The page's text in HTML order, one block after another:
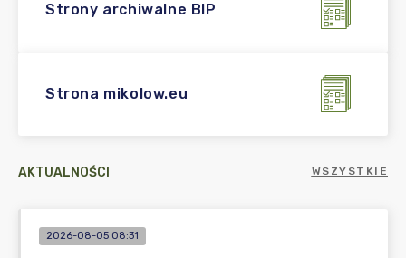
Strony archiwalne BIP
Strona mikolow.eu
AKTUALNOŚCI WSZYSTKIE
2026-08-05 08:31